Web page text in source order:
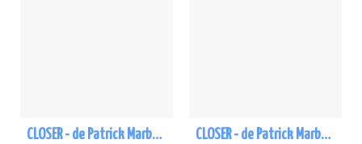
CLOSER - de Patrick Marber - Premiera - Brasov CLOSER - de Patrick Marber - Premiera - Constanta